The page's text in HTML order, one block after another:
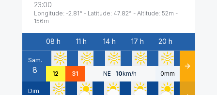
23:00
Longitude: -2.81° - Latitude: 47.82° - Altitude: 52m -
156m
Date
08 h 11 h 14 h 17 h 20 h
Sam.
8 12 31 NE -10km/h 0mm Détails
Dim.